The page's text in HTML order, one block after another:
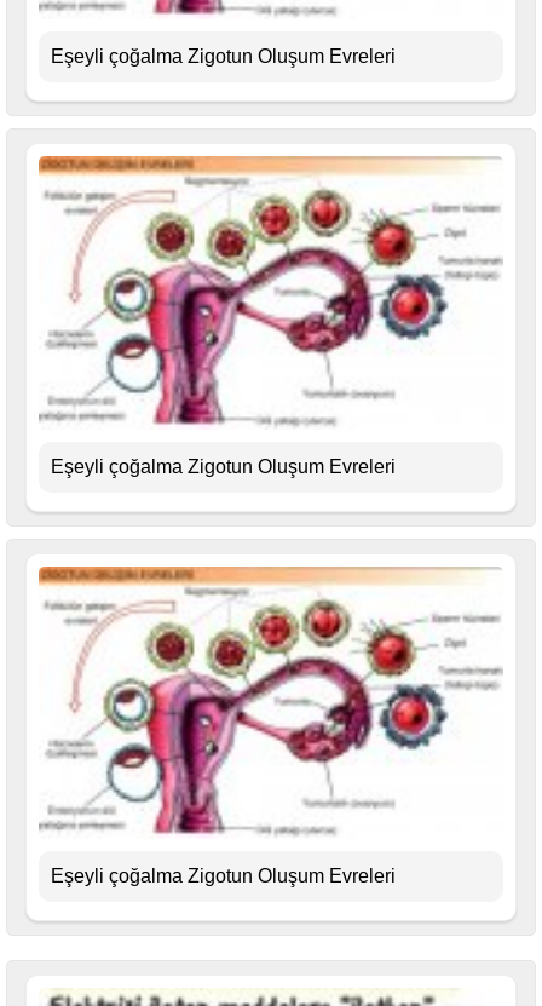
Eşeyli çoğalma Zigotun Oluşum Evreleri
Eşeyli çoğalma Zigotun Oluşum Evreleri
Eşeyli çoğalma Zigotun Oluşum Evreleri